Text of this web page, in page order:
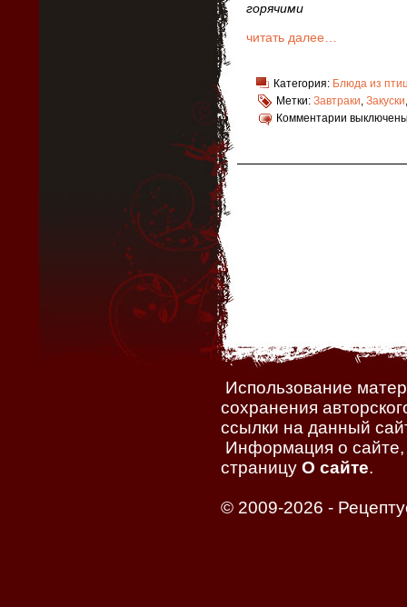
горячими
читать далее…
Категория: Блюда из
Метки: Завтраки, Закуски
Комментарии
Использование
сохранения
ссылки на данный
Информация о сайте,
страницу О сайте.
© 2009-2026 -